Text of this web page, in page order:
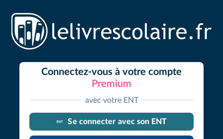
Connectez-vous à votre compte
Premium
avec votre ENT
Se connecter avec son ENT